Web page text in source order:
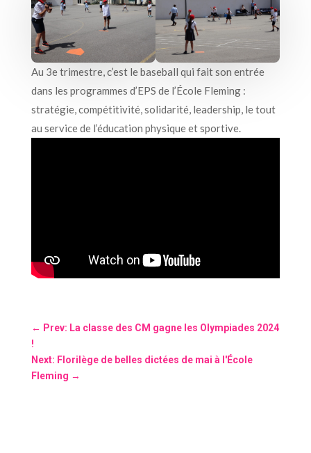
Au 3e trimestre, c’est le baseball qui fait son entrée
dans les programmes d’EPS de l’École Fleming :
stratégie, compétitivité, solidarité, leadership, le tout
au service de l’éducation physique et sportive.
← Prev: La classe des CM gagne les Olympiades 2024
!
Next: Florilège de belles dictées de mai à l'École
Fleming →